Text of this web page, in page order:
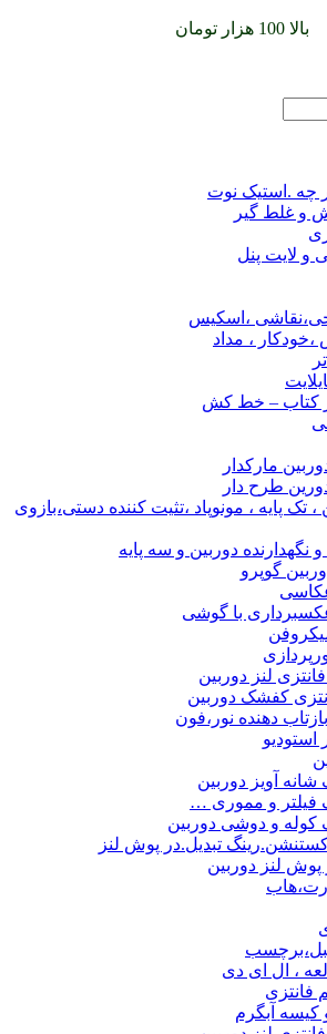
بالا 100 هزار تومان
چه .استیک نوت
و غلط گیر
و لایت پنل
،اسکیس
، مداد
کتاب – خط کش
مارکدار
طرح دار
، تک پایه ، مونوپاد ،تثیت کننده دستی،بازوی
و نگهدارنده دوربین و سه پایه
گوپرو
با گوشی
لنز دوربین
کفشک دوربین
دهنده نور،فون
استودیو
آویز دوربین
فیلتر و مموری …
کوله و دوشی دوربین
تبدیل.در پوش لنز
لنز دوربین
، ال ای دی
کیسه آبگرم